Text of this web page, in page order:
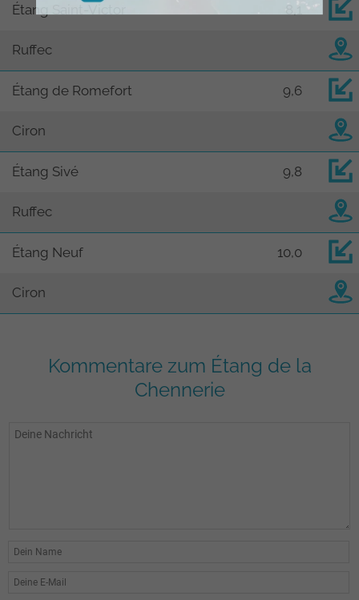
Étang Saint-Victor 8,1
Ruffec
Étang de Romefort 9,6
Ciron
Étang Sivé 9,8
Ruffec
Étang Neuf 10,0
Ciron
Kommentare zum Étang de la
Chennerie